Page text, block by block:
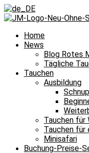
Home
News
Blog Rotes
Tägliche
Tauchen
Ausbildung
Tauchen für
Tauchen für
Minisafari
Buchung-Preise-